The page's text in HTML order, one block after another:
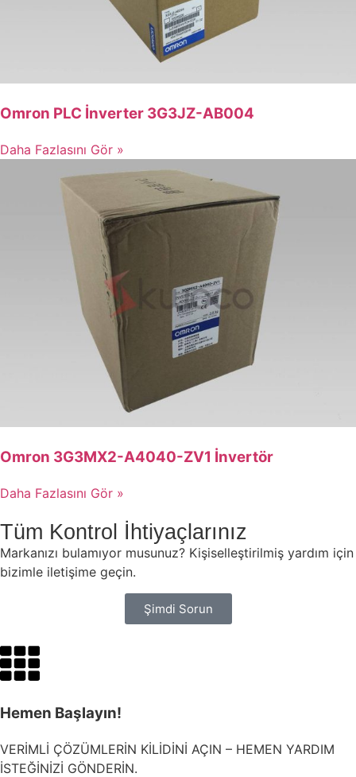
Omron PLC İnverter 3G3JZ-AB004
Daha Fazlasını Gör »
Omron 3G3MX2-A4040-ZV1 İnvertör
Daha Fazlasını Gör »
Tüm Kontrol İhtiyaçlarınız
Markanızı bulamıyor musunuz? Kişiselleştirilmiş yardım için
bizimle iletişime geçin.
Şimdi Sorun
Hemen Başlayın!
VERİMLİ ÇÖZÜMLERİN KİLİDİNİ AÇIN – HEMEN YARDIM
İSTEĞİNİZİ GÖNDERİN.